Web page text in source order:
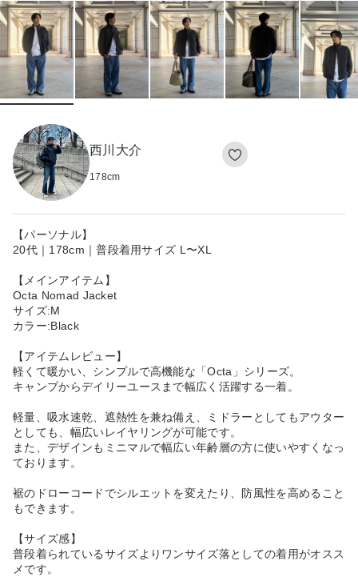
西川大介
178cm
【パーソナル】
20代｜178cm｜普段着用サイズ L〜XL
【メインアイテム】
Octa Nomad Jacket
サイズ:M
カラー:Black
【アイテムレビュー】
軽くて暖かい、シンプルで高機能な「Octa」シリーズ。
キャンプからデイリーユースまで幅広く活躍する一着。
軽量、吸水速乾、遮熱性を兼ね備え、ミドラーとしてもアウター
としても、幅広いレイヤリングが可能です。
また、デザインもミニマルで幅広い年齢層の方に使いやすくなっ
ております。
裾のドローコードでシルエットを変えたり、防風性を高めること
もできます。
【サイズ感】
普段着られているサイズよりワンサイズ落としての着用がオスス
メです。